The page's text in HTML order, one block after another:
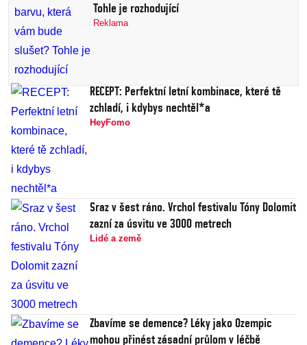
Tohle je rozhodující
Reklama
RECEPT: Perfektní letní kombinace, které tě
zchladí, i kdybys nechtěl*a
HeyFomo
Sraz v šest ráno. Vrchol festivalu Tóny Dolomit
zazní za úsvitu ve 3000 metrech
Lidé a země
Zbavíme se demence? Léky jako Ozempic
mohou přinést zásadní průlom v léčbě